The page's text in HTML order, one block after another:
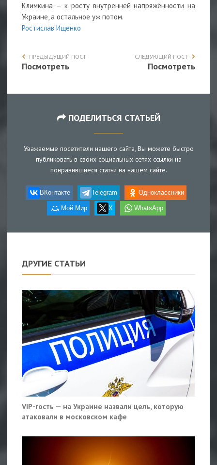
Климкина — к росту внутренней напряжённости на
Украине, а остальное уж потом.
Ростислав Ищенко
ПРЕДЫДУЩИЙ ПОСТ
Посмотреть
СЛЕДУЮЩИЙ ПОСТ
Посмотреть
ПОДЕЛИТЬСЯ СТАТЬЕЙ
Уважаемые посетители нашего сайта, Вы можете быстро
публиковать в своих социальных сетях ссылки на
понравившиеся статьи на нашем сайте.
ВКонтакте Telegram Одноклассники
Мой Мир X WhatsApp
ДРУГИЕ СТАТЬИ
VIP-гость — на Украине назвали цель, которую
атаковали в московском кафе